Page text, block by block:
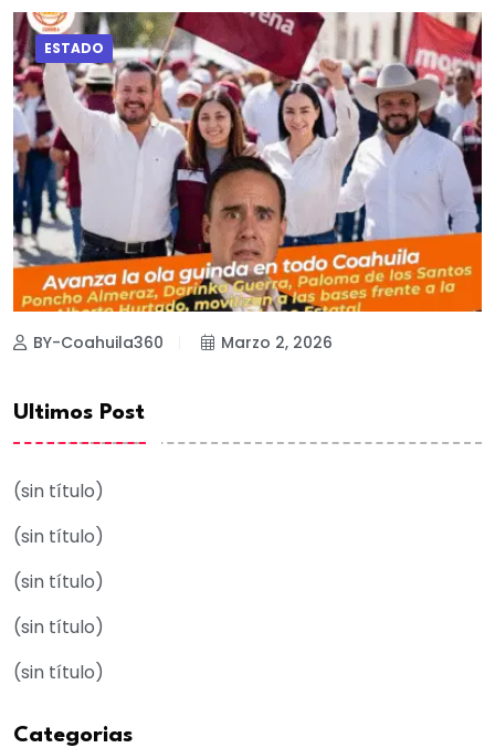
ESTADO
BY-Coahuila360 Marzo 2, 2026
Ultimos Post
(sin título)
(sin título)
(sin título)
(sin título)
(sin título)
Categorias